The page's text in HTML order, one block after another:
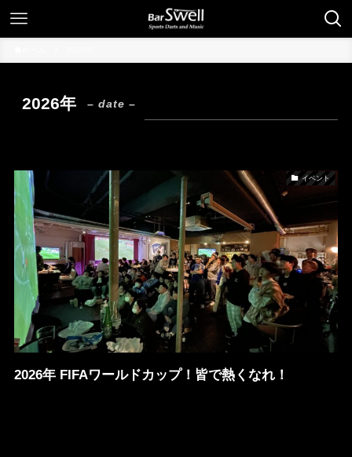
2026年 – date –
イベント
2026年 FIFAワールドカップ！皆で熱くなれ！